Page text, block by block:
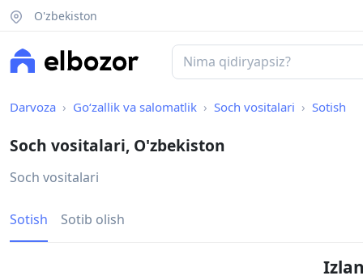
O'zbekiston
Darvoza Go‘zallik va salomatlik Soch vositalari Sotish
Soch vositalari, O'zbekiston
Soch vositalari
Sotish Sotib olish